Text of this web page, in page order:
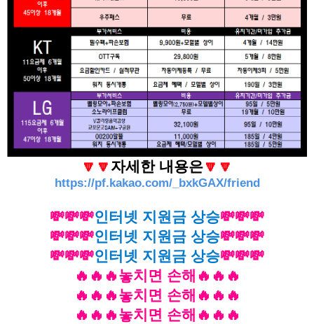
🔽🔽 자세한 내용은🔽🔽
https://pf.kakao.com/_bxkGAX/friend
💸💸💸인터넷 지원금 상승💸💸💸
💸💸💸인터넷 지원금 상승💸💸💸
💸💸💸인터넷 지원금 상승💸💸💸
🔥🔥🔥놓치면 손해🔥🔥🔥
🔥🔥🔥놓치면 손해🔥🔥🔥
🔥🔥🔥놓치면 손해🔥🔥🔥